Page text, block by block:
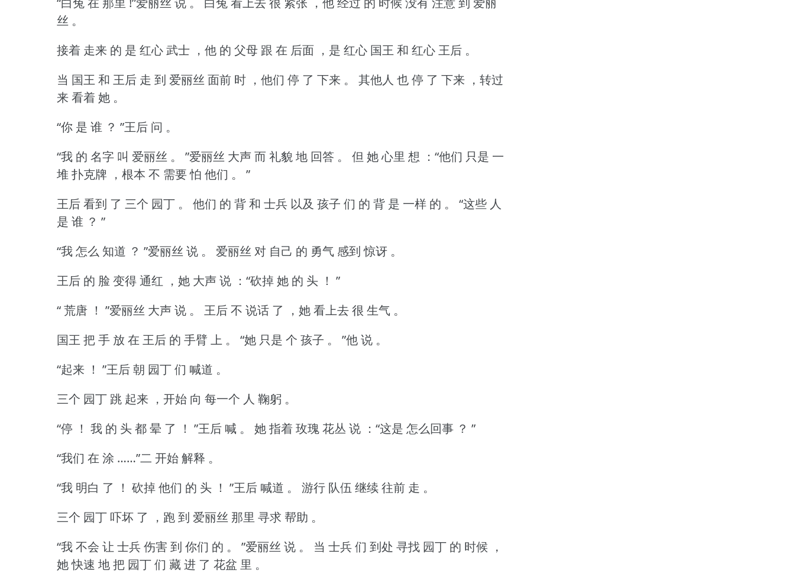
丝 。
接着 走来 的 是 红心 武士 ，他 的 父母 跟 在 后面 ，是 红心 国王 和 红心 王后 。
当 国王 和 王后 走 到 爱丽丝 面前 时 ，他们 停 了 下来 。
其他人 也 停 了 下来 ，转过
来 看着 她 。
“你 是 谁 ？ ”王后 问 。
“我 的 名字 叫 爱丽丝 。
”爱丽丝 大声 而 礼貌 地 回答 。
但 她 心里 想 ：“他们 只是 一
堆 扑克牌 ，根本 不 需要 怕 他们 。
”
王后 看到 了 三个 园丁 。
他们 的 背 和 士兵 以及 孩子 们 的 背 是 一样 的 。
“这些 人
是 谁 ？ ”
“我 怎么 知道 ？ ”爱丽丝 说 。
爱丽丝 对 自己 的 勇气 感到 惊讶 。
王后 的 脸 变得 通红 ，她 大声 说 ：“砍掉 她 的 头 ！ ”
“ 荒唐 ！ ”爱丽丝 大声 说 。
王后 不 说话 了 ，她 看上去 很 生气 。
国王 把 手 放 在 王后 的 手臂 上 。
“她 只是 个 孩子 。
”他 说 。
“起来 ！ ”王后 朝 园丁 们 喊道 。
三个 园丁 跳 起来 ，开始 向 每一个 人 鞠躬 。
“停 ！ 我 的 头 都 晕 了 ！ ”王后 喊 。 她 指着 玫瑰 花丛 说 ：“这是 怎么回事 ？ ”
“我们 在 涂 ……”二 开始 解释 。
“我 明白 了 ！ 砍掉 他们 的 头 ！ ”王后 喊道 。
游行 队伍 继续 往前 走 。
三个 园丁 吓坏 了 ，跑 到 爱丽丝 那里 寻求 帮助 。
“我 不会 让 士兵 伤害 到 你们 的 。
”爱丽丝 说 。
当 士兵 们 到处 寻找 园丁 的 时候 ，
她 快速 地 把 园丁 们 藏 进 了 花盆 里 。